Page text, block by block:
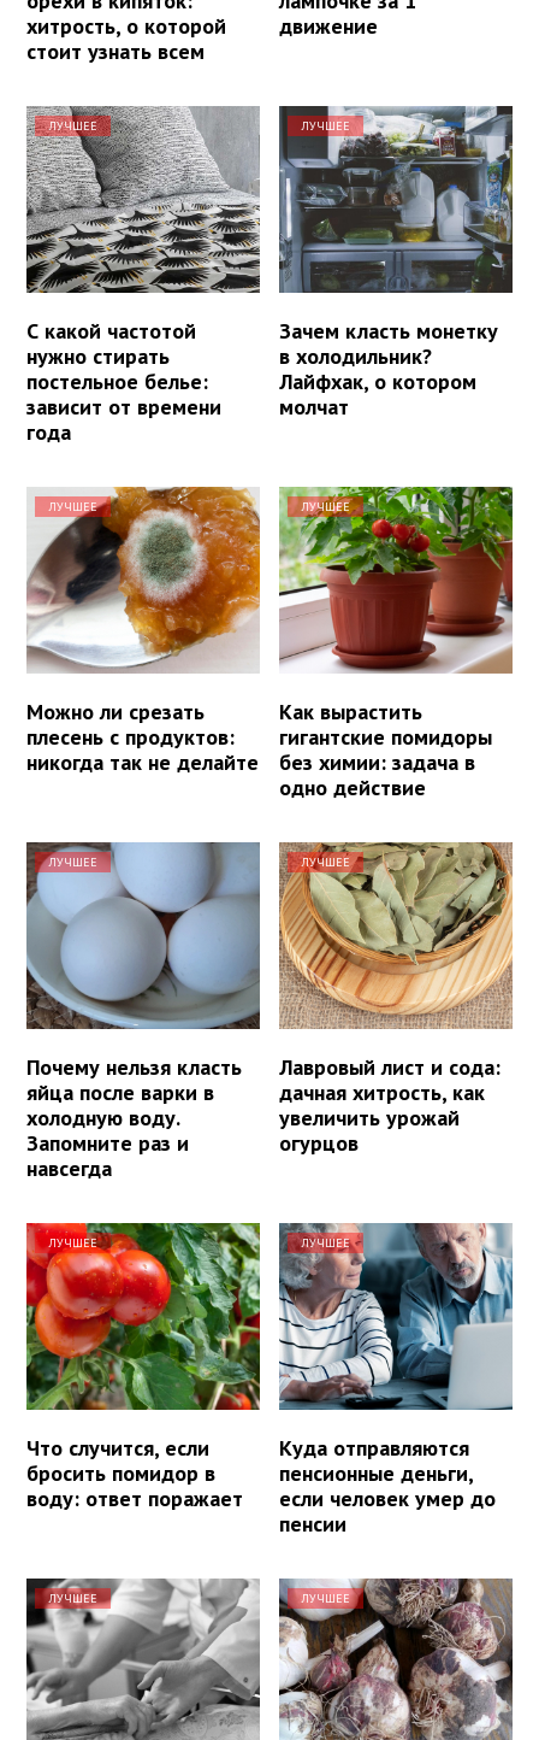
хитрость, о которой
стоит узнать всем
движение
ЛУЧШЕЕ
С какой частотой
нужно стирать
постельное белье:
зависит от времени
года
ЛУЧШЕЕ
Зачем класть монетку
в холодильник?
Лайфхак, о котором
молчат
ЛУЧШЕЕ
Можно ли срезать
плесень с продуктов:
никогда так не делайте
ЛУЧШЕЕ
Как вырастить
гигантские помидоры
без химии: задача в
одно действие
ЛУЧШЕЕ
Почему нельзя класть
яйца после варки в
холодную воду.
Запомните раз и
навсегда
ЛУЧШЕЕ
Лавровый лист и сода:
дачная хитрость, как
увеличить урожай
огурцов
ЛУЧШЕЕ
Что случится, если
бросить помидор в
воду: ответ поражает
ЛУЧШЕЕ
Куда отправляются
пенсионные деньги,
если человек умер до
пенсии
ЛУЧШЕЕ ЛУЧШЕЕ